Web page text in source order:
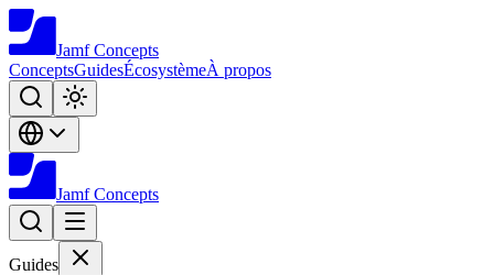
Jamf Concepts
ConceptsGuidesÉcosystèmeÀ propos
Jamf Concepts
Guides